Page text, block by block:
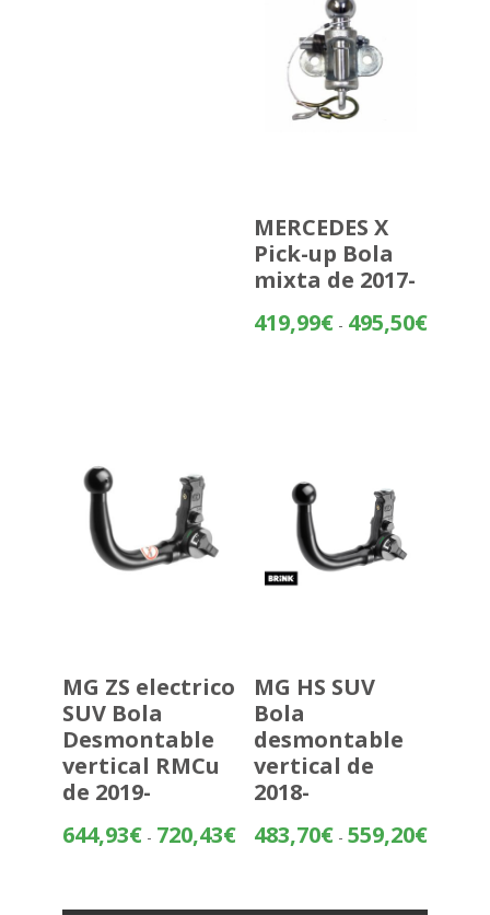
MERCEDES X
Pick-up Bola
mixta de 2017-
419,99€ - 495,50€Rango
MG ZS electrico
SUV Bola
Desmontable
vertical RMCu
de 2019-
644,93€ - 720,43€Rango
MG HS SUV
Bola
desmontable
vertical de
2018-
483,70€ - 559,20€Rango